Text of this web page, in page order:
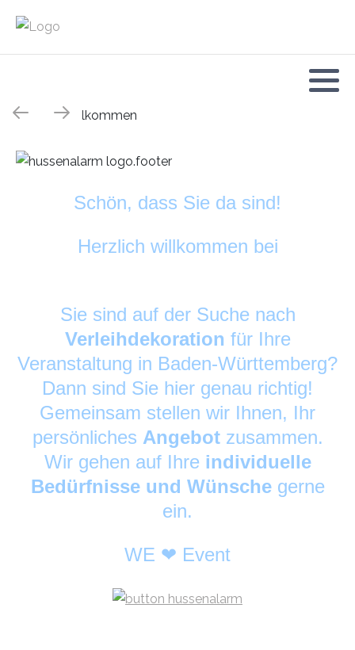
Schön, dass Sie da sind!
Herzlich willkommen bei
Sie sind auf der Suche nach
Verleihdekoration für Ihre
Veranstaltung in Baden-Württemberg?
Dann sind Sie hier genau richtig!
Gemeinsam stellen wir Ihnen, Ihr
persönliches Angebot zusammen.
Wir gehen auf Ihre individuelle
Bedürfnisse und Wünschegerne
ein.
WE ❤ Event